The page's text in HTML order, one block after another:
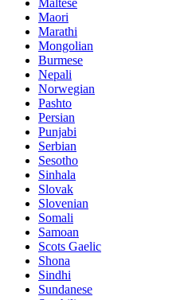
Maltese
Maori
Marathi
Mongolian
Burmese
Nepali
Norwegian
Pashto
Persian
Punjabi
Serbian
Sesotho
Sinhala
Slovak
Slovenian
Somali
Samoan
Scots Gaelic
Shona
Sindhi
Sundanese